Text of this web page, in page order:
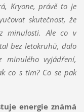
Kryone, právě to je
skutečnost, že
minulosti. Ale co v
bez letokruhů, dalo
vyjádření,
co s tím? Co se pak
energie známá